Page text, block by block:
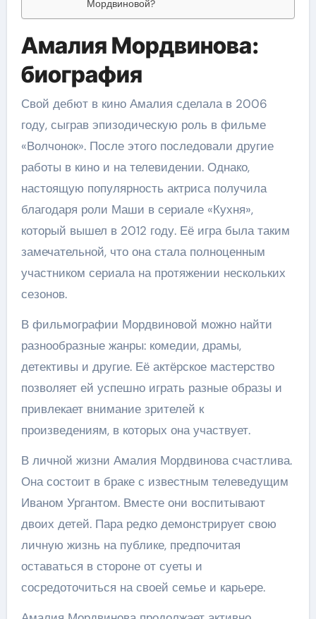
Мордвиновой?
Амалия Мордвинова:
биография
Свой дебют в кино Амалия сделала в 2006
году, сыграв эпизодическую роль в фильме
«Волчонок». После этого последовали другие
работы в кино и на телевидении. Однако,
настоящую популярность актриса получила
благодаря роли Маши в сериале «Кухня»,
который вышел в 2012 году. Её игра была таким
замечательной, что она стала полноценным
участником сериала на протяжении нескольких
сезонов.
В фильмографии Мордвиновой можно найти
разнообразные жанры: комедии, драмы,
детективы и другие. Её актёрское мастерство
позволяет ей успешно играть разные образы и
привлекает внимание зрителей к
произведениям, в которых она участвует.
В личной жизни Амалия Мордвинова счастлива.
Она состоит в браке с известным телеведущим
Иваном Ургантом. Вместе они воспитывают
двоих детей. Пара редко демонстрирует свою
личную жизнь на публике, предпочитая
оставаться в стороне от суеты и
сосредоточиться на своей семье и карьере.